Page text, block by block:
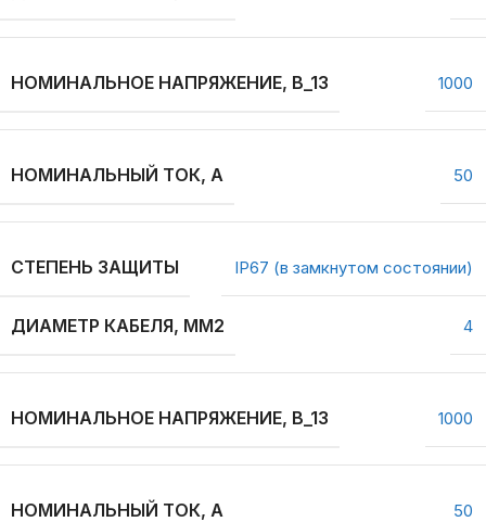
НОМИНАЛЬНОЕ НАПРЯЖЕНИЕ, В_13 1000
НОМИНАЛЬНЫЙ ТОК, А 50
СТЕПЕНЬ ЗАЩИТЫ IP67 (в замкнутом состоянии)
ДИАМЕТР КАБЕЛЯ, ММ2 4
НОМИНАЛЬНОЕ НАПРЯЖЕНИЕ, В_13 1000
НОМИНАЛЬНЫЙ ТОК, А 50